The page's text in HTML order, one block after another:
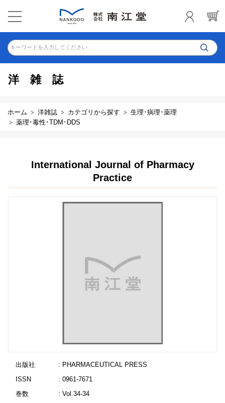
キーワードを入力してください
洋雑誌
ホーム 洋雑誌 カテゴリから探す
生理･病理･薬理
薬理･毒性･TDM･DDS
International Journal of Pharmacy
Practice
出版社
: PHARMACEUTICAL PRESS
ISSN
: 0961-7671
巻数
: Vol.34-34